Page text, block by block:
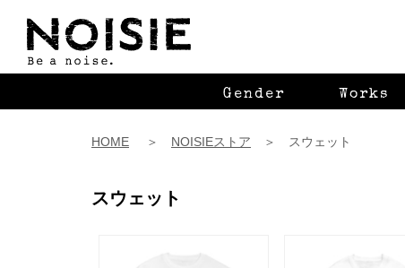
Gender Works
HOME ＞ NOISIEストア ＞ スウェット
スウェット